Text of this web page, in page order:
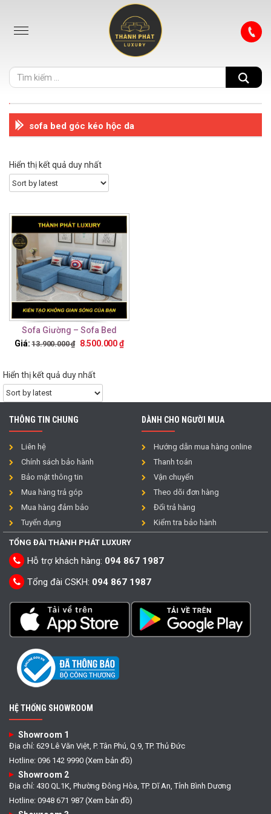
sofa bed góc kéo hộc da
Hiển thị kết quả duy nhất
Sofa Giường – Sofa Bed
TTG13
Giá: 13.900.000₫ 8.500.000₫
Hiển thị kết quả duy nhất
THÔNG TIN CHUNG
Liên hệ
Chính sách bảo hành
Bảo mật thông tin
Mua hàng trả góp
Mua hàng đảm bảo
Tuyển dụng
DÀNH CHO NGƯỜI MUA
Hướng dẫn mua hàng online
Thanh toán
Vận chuyển
Theo dõi đơn hàng
Đổi trả hàng
Kiểm tra bảo hành
TỔNG ĐÀI THÀNH PHÁT LUXURY
Hỗ trợ khách hàng: 094 867 1987
Tổng đài CSKH: 094 867 1987
HỆ THỐNG SHOWROOM
Showroom 1
Địa chỉ: 629 Lê Văn Việt, P. Tân Phú, Q.9, TP. Thủ Đức
Hotline: 096 142 9990 (Xem bản đồ)
Showroom 2
Địa chỉ: 430 QL1K, Phường Đông Hòa, TP. Dĩ An, Tỉnh Bình Dương
Hotline: 0948 671 987 (Xem bản đồ)